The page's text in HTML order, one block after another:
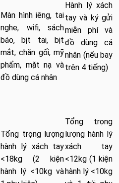
Màn hình iêng, tai
nghe, wifi, sách
báo, bịt tai, bịt
mắt, chăn gối, mỹ
phẩm, mặt nạ và
đồ dùng cá nhân
Hành lý xách
tay và ký gửi
miễn phí và
đồ dùng cá
nhân (nếu bay
trên 4 tiếng)
Tổng trọng lượng
hành lý xách tay
<18kg (2 kiện
hành lý <10kg và
Tổng trọng
lượng hành lý
xách tay
<12kg (1 kiện
hành lý <10kg